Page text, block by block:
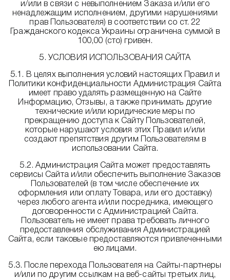
и/или в связи с невыполнением Заказа и/или его
ненадлежащим исполнением, другими нарушениями
прав Пользователя) в соответствии со ст. 22
Гражданского кодекса Украины ограничена суммой в
100,00 (сто) гривен.
5. УСЛОВИЯ ИСПОЛЬЗОВАНИЯ САЙТА
5.1. В целях выполнения условий настоящих Правил и
Политики конфиденциальности Администрация Сайта
имеет право удалять размещенную на Сайте
Информацию, Отзывы, а также принимать другие
технические и/или юридические меры по
прекращению доступа к Сайту Пользователей,
которые нарушают условия этих Правил и/или
создают препятствия другим Пользователям в
использовании Сайта.
5.2. Администрация Сайта может предоставлять
сервисы Сайта и/или обеспечить выполнение Заказов
Пользователей (в том числе обеспечение их
оформления или оплату Товара, или его доставку)
через любого агента и/или посредника, имеющего
договоренности с Администрацией Сайта.
Пользователь не имеет права требовать личного
предоставления обслуживания Администрацией
Сайта, если таковые предоставляются привлеченными
ею лицами.
5.3. После перехода Пользователя на Сайты-партнеры
и/или по другим ссылкам на веб-сайты третьих лиц,